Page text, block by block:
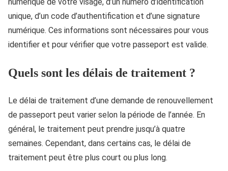
numérique de votre visage, d’un numéro d’identification
unique, d’un code d’authentification et d’une signature
numérique. Ces informations sont nécessaires pour vous
identifier et pour vérifier que votre passeport est valide.
Quels sont les délais de traitement ?
Le délai de traitement d’une demande de renouvellement
de passeport peut varier selon la période de l’année. En
général, le traitement peut prendre jusqu’à quatre
semaines. Cependant, dans certains cas, le délai de
traitement peut être plus court ou plus long.